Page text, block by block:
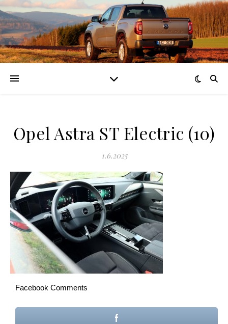
Opel Astra ST Electric (10)
1.6.2025
Facebook Comments